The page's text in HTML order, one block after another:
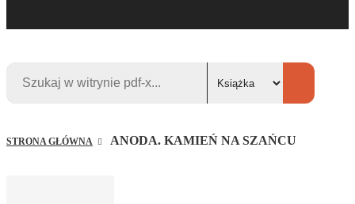
STRONA GŁÓWNA ANODA. KAMIEŃ NA SZAŃCU